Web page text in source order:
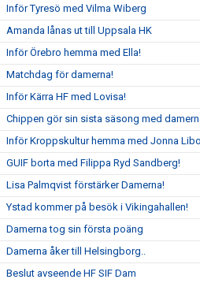
Inför Tyresö med Vilma Wiberg
Amanda lånas ut till Uppsala HK
Inför Örebro hemma med Ella!
Matchdag för damerna!
Inför Kärra HF med Lovisa!
Chippen gör sin sista säsong med
Inför Kroppskultur hemma med Jonna
GUIF borta med Filippa Ryd Sandberg!
Lisa Palmqvist förstärker Damerna!
Ystad kommer på besök i Vikingahallen!
Damerna tog sin första poäng
Damerna åker till Helsingborg..
Beslut avseende HF SIF Dam